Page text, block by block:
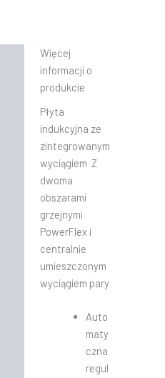
Więcej
informacji o
produkcie
Płyta
indukcyjna ze
zintegrowanym
wyciągiem Z
dwoma
obszarami
grzejnymi
PowerFlex i
centralnie
umieszczonym
wyciągiem pary
Auto
maty
czna
regul